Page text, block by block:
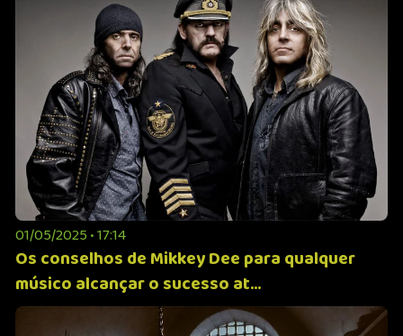
01/05/2025 • 17:14
Os conselhos de Mikkey Dee para qualquer
músico alcançar o sucesso at...